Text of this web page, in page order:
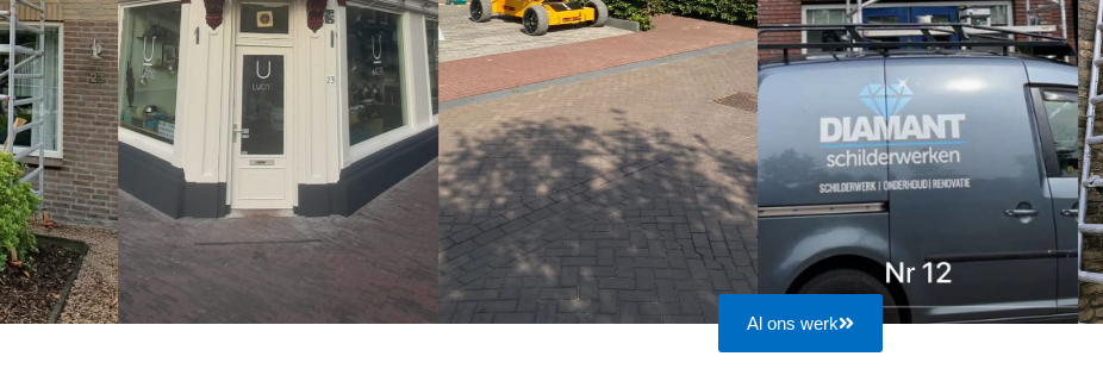
Al ons werk